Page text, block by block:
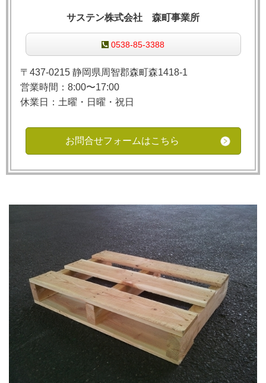
サステン株式会社 森町事業所
0538-85-3388
〒437-0215 静岡県周智郡森町森1418-1
営業時間：8:00〜17:00
休業日：土曜・日曜・祝日
お問合せフォームはこちら